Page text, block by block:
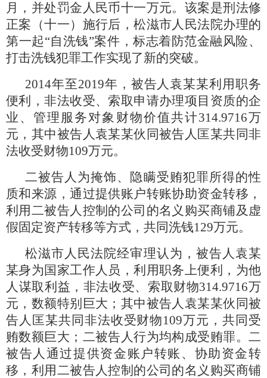
月，并处罚金人民币十一万元。该案是刑法修
正案（十一）施行后，松滋市人民法院办理的
第一起“自洗钱”案件，标志着防范金融风险、
打击洗钱犯罪工作实现了新的突破。
2014年至2019年，被告人袁某某利用职务
便利，非法收受、索取申请办理项目资质的企
业、管理服务对象财物价值共计314.9716万
元，其中被告人袁某某伙同被告人匡某共同非
法收受财物109万元。
二被告人为掩饰、隐瞒受贿犯罪所得的性
质和来源，通过提供账户转账协助资金转移，
利用二被告人控制的公司的名义购买商铺及虚
假固定资产转移等方式，共同洗钱129万元。
松滋市人民法院经审理认为，被告人袁某
某身为国家工作人员，利用职务上便利，为他
人谋取利益，非法收受、索取财物314.9716万
元，数额特别巨大；其中被告人袁某某伙同被
告人匡某共同非法收受财物109万元，共同受
贿数额巨大；二被告人行为均构成受贿罪。二
被告人通过提供资金账户转账、协助资金转
移，利用二被告人控制的公司的名义购买商铺